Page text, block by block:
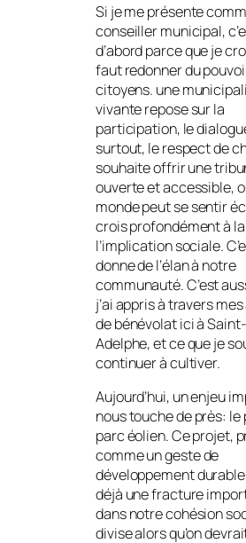
Si je me présente
conseiller municipal,
d’abord parce que je
faut redonner du
citoyens. une
vivante repose sur la
participation, le
surtout, le respect de
souhaite offrir une
ouverte et accessible,
monde peut se sentir
crois profondément à
l’implication sociale.
donne de l’élan à notre
communauté. C’est
j’ai appris à travers
de bénévolat ici à Saint-
Adelphe, et ce que je
continuer à cultiver.
Aujourd’hui, un enjeu
nous touche de près: le
parc éolien. Ce projet,
comme un geste de
développement
déjà une fracture
dans notre cohésion
divise alors qu’on